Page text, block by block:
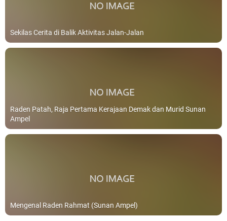
Sekilas Cerita di Balik Aktivitas Jalan-Jalan
Raden Patah, Raja Pertama Kerajaan Demak dan Murid Sunan
Ampel
Mengenal Raden Rahmat (Sunan Ampel)